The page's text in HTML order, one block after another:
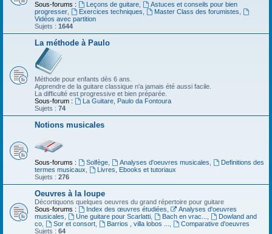
Sous-forums : Leçons de guitare,
Astuces et conseils pour bien
progresser
Exercices techniques Master Class des forumistes
Vidéos avec partition
Sujets : 1644
La méthode à Paulo
Méthode pour enfants dès 6 ans.
Apprendre de la guitare classique n'a jamais été aussi facile.
La difficulté est progressive et bien préparée.
Sous-forum :
La Guitare, Paulo da Fontoura
Sujets : 74
Notions musicales
Sous-forums : Solfège, Analyses d'oeuvres musicales
Definitions des
termes musicaux
Livres, Ebooks et tutoriaux
Sujets : 276
Oeuvres à la loupe
Décortiquons quelques oeuvres du grand répertoire pour guitare
Sous-forums :
Index des œuvres étudiées
Analyses d'oeuvres
musicales
Une guitare pour Scarlatti, Bach en vrac...
Dowland and
co
Sor et consort, Barrios , villa lobos ...
Comparative d'oeuvres
Sujets : 64